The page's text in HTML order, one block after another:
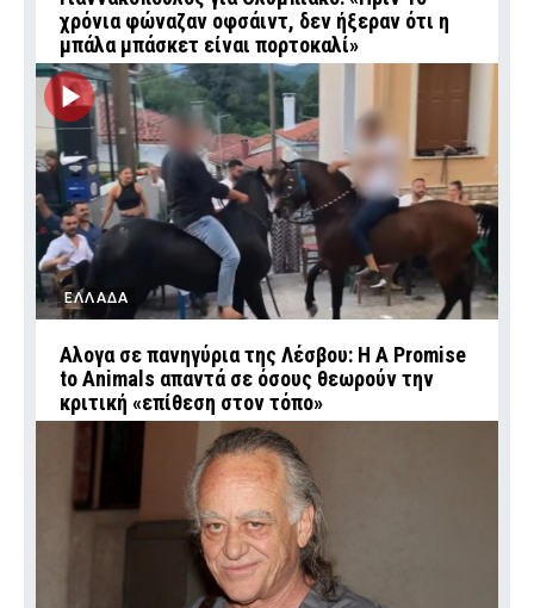
χρόνια φώναζαν οφσάιντ, δεν ήξεραν ότι η
μπάλα μπάσκετ είναι πορτοκαλί»
ΕΛΛΑΔΑ
Αλογα σε πανηγύρια της Λέσβου: Η A Promise
to Animals απαντά σε όσους θεωρούν την
κριτική «επίθεση στον τόπο»